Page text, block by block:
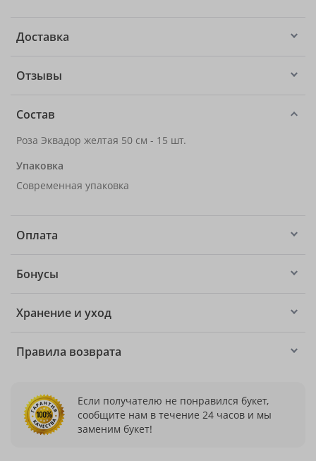
Доставка
Отзывы
Состав
Роза Эквадор желтая 50 см - 15 шт.
Упаковка
Современная упаковка
Оплата
Бонусы
Хранение и уход
Правила возврата
Если получателю не понравился букет,
сообщите нам в течение 24 часов и мы
заменим букет!